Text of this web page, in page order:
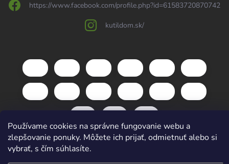
Používame cookies na správne fungovanie webu a
zlepšovanie ponuky. Môžete ich prijať, odmietnuť alebo si
vybrať, s čím súhlasíte.
https://www.facebook.com/profile.php?id=61583720870742
kutildom.sk/
Copyright 2026kutildom.sk